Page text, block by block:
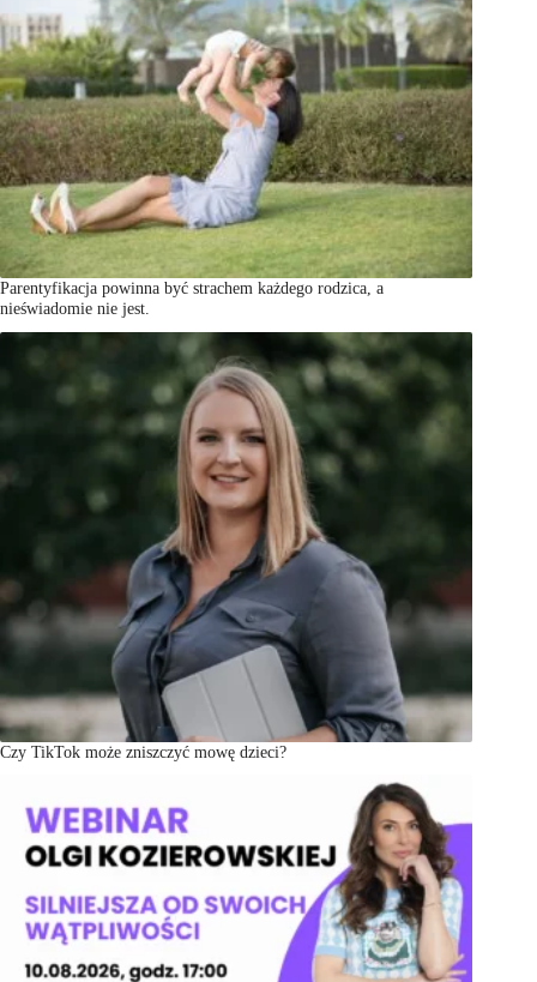
Parentyfikacja powinna być strachem każdego rodzica, a
nieświadomie nie jest.
Czy TikTok może zniszczyć mowę dzieci?